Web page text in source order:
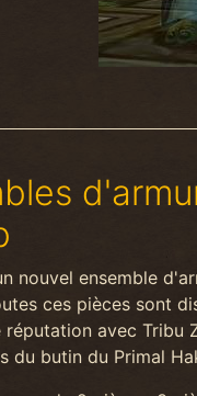
nouvel ensemble
ces pièces sont
avec Tribu
du butin du Primal